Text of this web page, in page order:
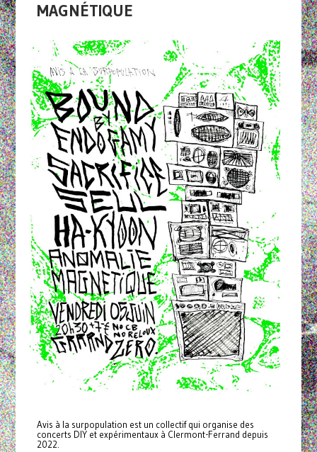
MAGNÉTIQUE
Avis à la surpopulation est un collectif qui organise des
concerts DIY et expérimentaux à Clermont-Ferrand depuis
2022.